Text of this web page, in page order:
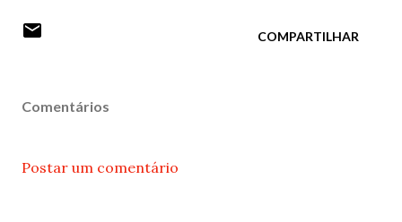
COMPARTILHAR
Comentários
Postar um comentário